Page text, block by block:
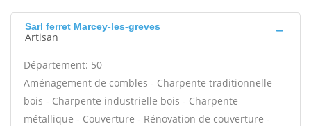
Sarl ferret Marcey-les-greves
Artisan
Département: 50
Aménagement de combles - Charpente traditionnelle
bois - Charpente industrielle bois - Charpente
métallique - Couverture - Rénovation de couverture -